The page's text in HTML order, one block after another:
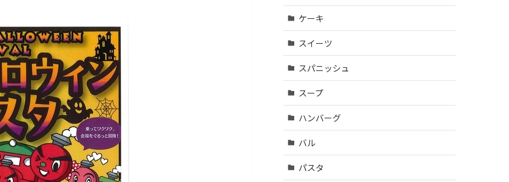
ケーキ
スイーツ
スパニッシュ
スープ
ハンバーグ
バル
パスタ